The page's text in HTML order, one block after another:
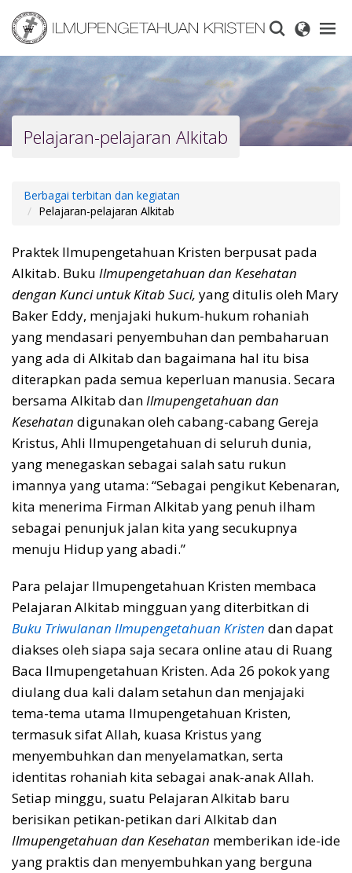
main
content
Pelajaran-pelajaran Alkitab
Berbagai terbitan dan kegiatan
Pelajaran-pelajaran Alkitab
Praktek Ilmupengetahuan Kristen berpusat pada
Alkitab. Buku Ilmupengetahuan dan Kesehatan
dengan Kunci untuk Kitab Suci, yang ditulis oleh Mary
Baker Eddy, menjajaki hukum-hukum rohaniah
yang mendasari penyembuhan dan pembaharuan
yang ada di Alkitab dan bagaimana hal itu bisa
diterapkan pada semua keperluan manusia. Secara
bersama Alkitab danIlmupengetahuan dan
Kesehatan digunakan oleh cabang-cabang Gereja
Kristus, Ahli Ilmupengetahuan di seluruh dunia,
yang menegaskan sebagai salah satu rukun
imannya yang utama: “Sebagai pengikut Kebenaran,
kita menerima Firman Alkitab yang penuh ilham
sebagai penunjuk jalan kita yang secukupnya
menuju Hidup yang abadi.”
Para pelajar Ilmupengetahuan Kristen membaca
Pelajaran Alkitab mingguan yang diterbitkan di
Buku Triwulanan Ilmupengetahuan Kristen dan dapat
diakses oleh siapa saja secara online atau di Ruang
Baca Ilmupengetahuan Kristen. Ada 26 pokok yang
diulang dua kali dalam setahun dan menjajaki
tema-tema utama Ilmupengetahuan Kristen,
termasuk sifat Allah, kuasa Kristus yang
menyembuhkan dan menyelamatkan, serta
identitas rohaniah kita sebagai anak-anak Allah.
Setiap minggu, suatu Pelajaran Alkitab baru
berisikan petikan-petikan dari Alkitab dan
Ilmupengetahuan dan Kesehatan memberikan ide-ide
yang praktis dan menyembuhkan yang berguna